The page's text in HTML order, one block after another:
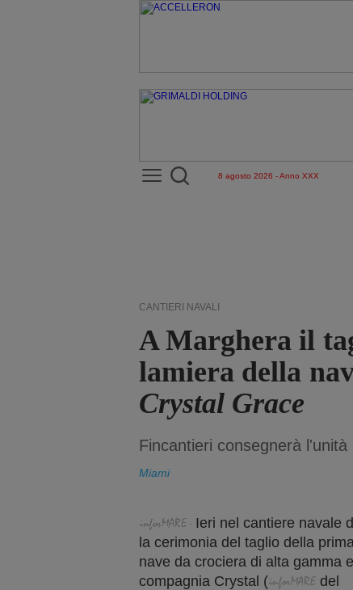
8 agosto 2026 - Anno XXX
CANTIERI NAVALI
A Marghera il
lamiera della
Crystal Grace
Fincantieri consegnerà
Miami
Ieri nel cantiere navale
la cerimonia del taglio della
nave da crociera di alta gamma
compagnia Crystal (
del